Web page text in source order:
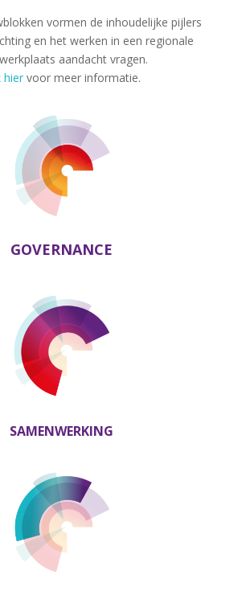
vormen de inhoudelijke pijlers
en het werken in een regionale
aandacht vragen.
hiervoor meer informatie.
GOVERNANCE
SAMENWERKING